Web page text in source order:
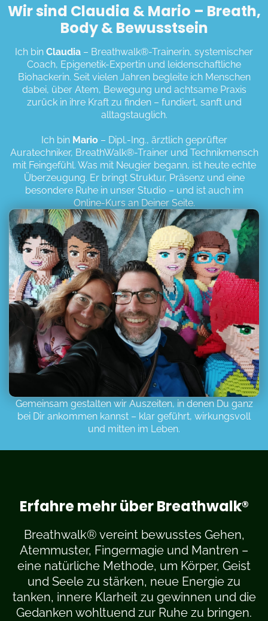
Wir sind Claudia & Mario – Breath,
Body & Bewusstsein
Ich bin Claudia – Breathwalk®-Trainerin, systemischer
Coach, Epigenetik-Expertin und leidenschaftliche
Biohackerin. Seit vielen Jahren begleite ich Menschen
dabei, über Atem, Bewegung und achtsame Praxis
zurück in ihre Kraft zu finden – fundiert, sanft und
alltagstauglich.
Ich bin Mario– Dipl.-Ing., ärztlich geprüfter
Auratechniker, BreathWalk®-Trainer und Technikmensch
mit Feingefühl. Was mit Neugier begann, ist heute echte
Überzeugung. Er bringt Struktur, Präsenz und eine
besondere Ruhe in unser Studio – und ist auch im
Online-Kurs an Deiner Seite.
Gemeinsam gestalten wir Auszeiten, in denen Du ganz
bei Dir ankommen kannst – klar geführt, wirkungsvoll
und mitten im Leben.
Erfahre mehr über Breathwalk®
Breathwalk® vereint bewusstes Gehen,
Atemmuster, Fingermagie und Mantren –
eine natürliche Methode, um Körper, Geist
und Seele zu stärken, neue Energie zu
tanken, innere Klarheit zu gewinnen und die
Gedanken wohltuend zur Ruhe zu bringen.